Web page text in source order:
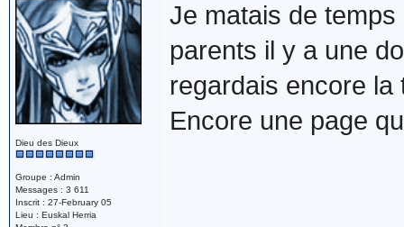
Dieu des Dieux
Groupe : Admin
Messages : 3 611
Inscrit : 27-February 05
Lieu : Euskal Herria
Je matais de
parents il y a une
regardais encore
Encore une page